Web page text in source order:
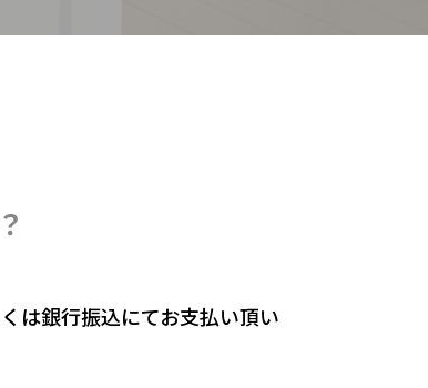
は銀行振込にてお支払い頂い